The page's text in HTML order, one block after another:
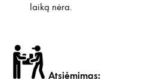
laiką nėra.
Atsiėmimas: